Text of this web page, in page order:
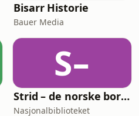
Bisarr Historie
Bauer Media
S–
Strid – de norske borgerkrigene
Nasjonalbiblioteket